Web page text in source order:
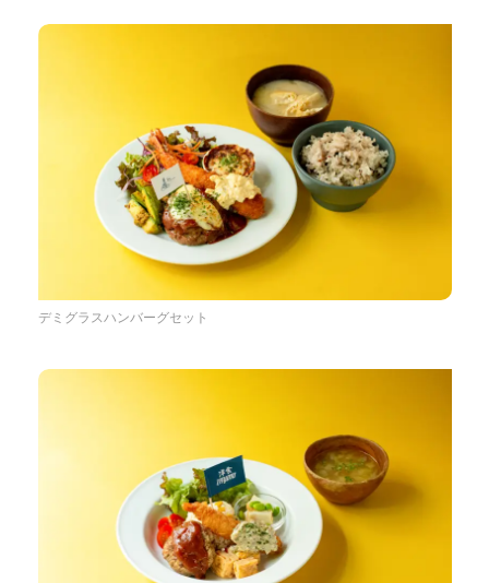
デミグラスハンバーグセット